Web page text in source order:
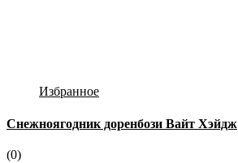
Избранное
Снежноягодник доренбози Вайт Хэйдж
(0)